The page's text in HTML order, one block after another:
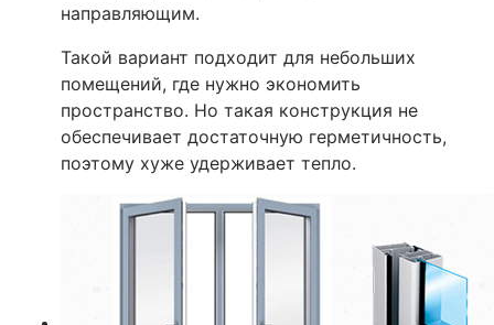
направляющим.
Такой вариант подходит для небольших
помещений, где нужно экономить
пространство. Но такая конструкция не
обеспечивает достаточную герметичность,
поэтому хуже удерживает тепло.